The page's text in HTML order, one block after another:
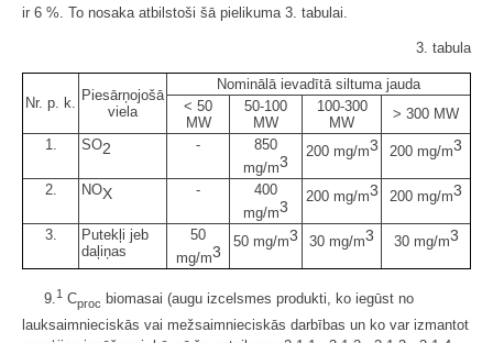
ir 6 %. To nosaka atbilstoši šā pielikuma 3. tabulai.
3. tabula
Nr. p. k.
Piesārņojošā
viela
Nominālā ievadītā siltuma jauda
< 50
MW
50-100
MW
100-300
MW
> 300 MW
1.
SO2 -
850
mg/m3
200 mg/m3 200 mg/m3
2. NOX -
400
mg/m3
200 mg/m3 200 mg/m3
3.
Putekļi jeb
daļiņas
50
mg/m3
50 mg/m3 30 mg/m3 30 mg/m3
9.1 Cproc biomasai (augu izcelsmes produkti, ko iegūst no
lauksaimnieciskās vai mežsaimnieciskās darbības un ko var izmantot